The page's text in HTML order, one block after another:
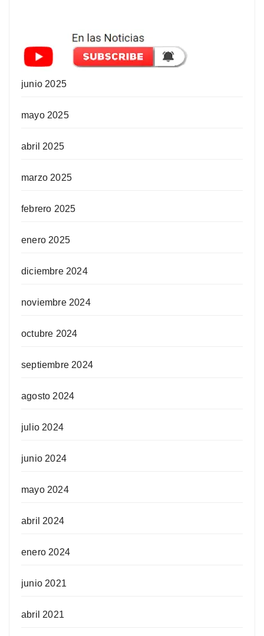
junio 2025
mayo 2025
abril 2025
marzo 2025
febrero 2025
enero 2025
diciembre 2024
noviembre 2024
octubre 2024
septiembre 2024
agosto 2024
julio 2024
junio 2024
mayo 2024
abril 2024
enero 2024
junio 2021
abril 2021